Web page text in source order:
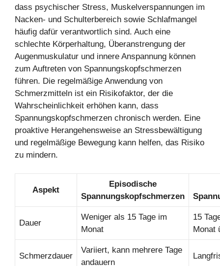
dass psychischer Stress, Muskelverspannungen im
Nacken- und Schulterbereich sowie Schlafmangel
häufig dafür verantwortlich sind. Auch eine
schlechte Körperhaltung, Überanstrengung der
Augenmuskulatur und innere Anspannung können
zum Auftreten von Spannungskopfschmerzen
führen. Die regelmäßige Anwendung von
Schmerzmitteln ist ein Risikofaktor, der die
Wahrscheinlichkeit erhöhen kann, dass
Spannungskopfschmerzen chronisch werden. Eine
proaktive Herangehensweise an Stressbewältigung
und regelmäßige Bewegung kann helfen, das Risiko
zu mindern.
Aspekt
Episodische
Spannungskopfschmerzen
Dauer
Weniger als 15 Tage im
Monat
15
Monat
Schmerzdauer
Variiert, kann mehrere Tage
andauern